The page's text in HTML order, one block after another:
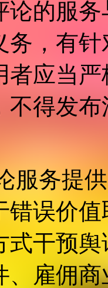
论的服
务，有
者应当
不得发
服务提
错误价
式干预
、雇佣